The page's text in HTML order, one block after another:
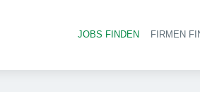
JOBS FINDEN FIRMEN